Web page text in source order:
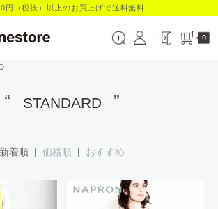
円（税抜）以上のお買上げで送料無料
0
STANDARD
新着順 | 価格順 | おすすめ